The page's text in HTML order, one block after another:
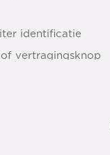
identificatie
vertragingsknop